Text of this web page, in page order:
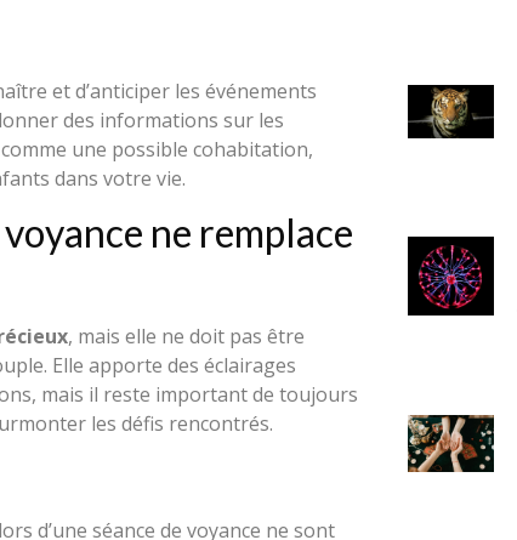
et d’anticiper les événements
des informations sur les
une possible cohabitation,
dans votre vie.
ne remplace
, mais elle ne doit pas être
Elle apporte des éclairages
mais il reste important de toujours
les défis rencontrés.
d’une séance de voyance ne sont